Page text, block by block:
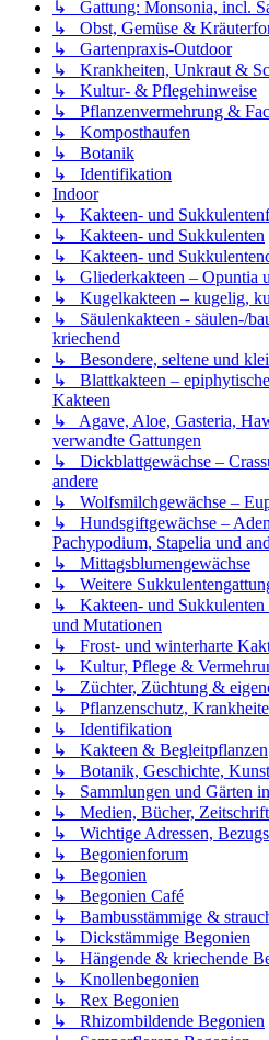
↳ Gattung: Monsonia, incl.
↳ Obst, Gemüse &
↳ Gartenpraxis-Outdoor
↳ Krankheiten, Unkraut &
↳ Kultur- & Pflegehinweise
↳ Pflanzenvermehrung &
↳ Komposthaufen
↳ Botanik
↳ Identifikation
Indoor
↳ Kakteen- und
↳ Kakteen- und Sukkulenten
↳ Kakteen- und
↳ Gliederkakteen – Opuntia
↳ Kugelkakteen – kugelig,
↳ Säulenkakteen - säulen-/
kriechend
↳ Besondere, seltene und
↳ Blattkakteen –
Kakteen
↳ Agave, Aloe, Gasteria,
verwandte Gattungen
↳ Dickblattgewächse –
andere
↳ Wolfsmilchgewächse –
↳ Hundsgiftgewächse –
Pachypodium, Stapelia und
↳ Mittagsblumengewächse
↳ Weitere
↳ Kakteen- und
und Mutationen
↳ Frost- und winterharte
↳ Kultur, Pflege &
↳ Züchter, Züchtung &
↳ Pflanzenschutz,
↳ Identifikation
↳ Kakteen & Begleitpflanzen
↳ Botanik, Geschichte,
↳ Sammlungen und Gärten
↳ Medien, Bücher,
↳ Wichtige Adressen,
↳ Begonienforum
↳ Begonien
↳ Begonien Café
↳ Bambusstämmige &
↳ Dickstämmige Begonien
↳ Hängende & kriechende
↳ Knollenbegonien
↳ Rex Begonien
↳ Rhizombildende Begonien